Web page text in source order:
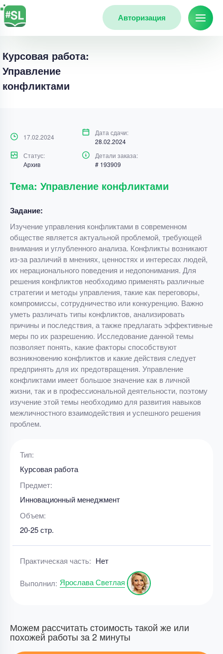
Авторизация
Курсовая работа:
Управление
конфликтами
17.02.2024
Дата сдачи:
28.02.2024
Статус:
Архив
Детали заказа:
# 193909
Тема: Управление конфликтами
Задание:
Изучение управления конфликтами в современном
обществе является актуальной проблемой, требующей
внимания и углубленного анализа. Конфликты возникают
из-за различий в мнениях, ценностях и интересах людей,
их нерационального поведения и недопонимания. Для
решения конфликтов необходимо применять различные
стратегии и методы управления, такие как переговоры,
компромиссы, сотрудничество или конкуренцию. Важно
уметь различать типы конфликтов, анализировать
причины и последствия, а также предлагать эффективные
меры по их разрешению. Исследование данной темы
позволяет понять, какие факторы способствуют
возникновению конфликтов и какие действия следует
предпринять для их предотвращения. Управление
конфликтами имеет большое значение как в личной
жизни, так и в профессиональной деятельности, поэтому
изучение этой темы необходимо для развития навыков
межличностного взаимодействия и успешного решения
проблем.
Тип:
Курсовая работа
Предмет:
Инновационный менеджмент
Объем:
20-25 стр.
Практическая часть: Нет
Выполнил: Ярослава Светлая
Можем рассчитать стоимость такой же или
похожей работы за 2 минуты